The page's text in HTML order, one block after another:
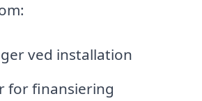
ved installation
for finansiering